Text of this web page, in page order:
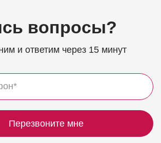
вопросы?
и ответим через 15 минут
Перезвоните мне